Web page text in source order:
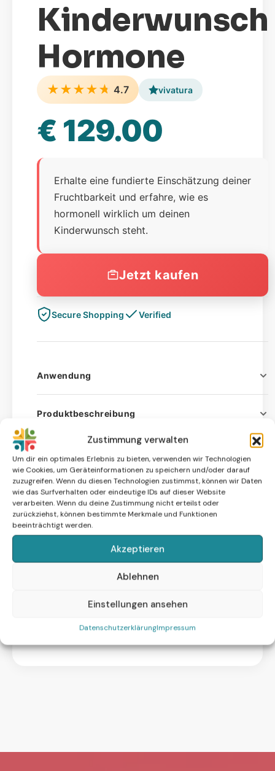
Zustimmung verwalten
Um dir ein optimales Erlebnis zu bieten, verwenden wir Technologien
wie Cookies, um Geräteinformationen zu speichern und/oder darauf
zuzugreifen. Wenn du diesen Technologien zustimmst, können wir Daten
wie das Surfverhalten oder eindeutige IDs auf dieser Website
verarbeiten. Wenn du deine Zustimmung nicht erteilst oder
zurückziehst, können bestimmte Merkmale und Funktionen
beeinträchtigt werden.
Akzeptieren
Ablehnen
Einstellungen ansehen
DatenschutzerklärungImpressum
Kinderwunsch
Hormone
★★★★★ 4.7 vivatura
€ 129.00
Erhalte eine fundierte Einschätzung deiner
Fruchtbarkeit und erfahre, wie es
hormonell wirklich um deinen
Kinderwunsch steht.
Jetzt kaufen
Secure Shopping Verified
Anwendung
dem 3. und 5. Zyklustag und kann diskret und
unkompliziert zu Hause durchgeführt werden. Der Test
erfasst alle zentralen Hormone, die für die
Fruchtbarkeit und eine geplante Schwangerschaft
relevant sind, und hilft dabei, mögliche hormonelle
Ursachen zu erkennen, die eine Empfängnis
erschweren können.
Produktbeschreibung
• Besonders geeignet bei unerfülltem
Kinderwunsch, Zyklusunregelmäßigkeiten oder zur
Vorbereitung auf eine Schwangerschaft
• Erkennt hormonelle Ungleichgewichte, die den
Zyklus und die Fruchtbarkeit beeinflussen können
• Einfache Blutentnahme per Fingerstich – kein
Arzttermin erforderlich
• Analyse im akkreditierten medizinischen Fachlabor
in Deutschland, präzise und zuverlässig
• Digitaler, verständlich aufbereiteter
Handlungsempfehlungen
• Zertifiziertes Medizinprodukt gemäß der
Für eine umfassende Zyklusanalyse empfiehlt sich
die Kombination mit dem Progesteron-Test am 21.
Zyklustag.
Hormonelle Verhütungsmittel können die
Testergebnisse beeinflussen.
Testparameter
LH, FSH, Estradiol, Testosteron, AMH,